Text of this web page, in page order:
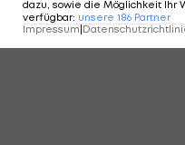
dazu, sowie die Möglichkeit Ihr
verfügbar: unsere 186 Partner
Impressum|